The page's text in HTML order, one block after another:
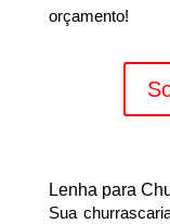
orçamento!
Lenha para
Sua